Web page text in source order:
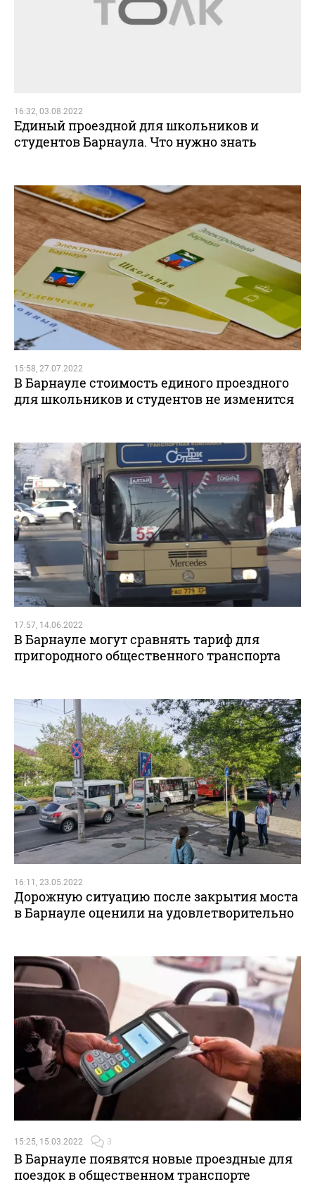
16:32, 03.08.2022
Единый проездной для школьников и
студентов Барнаула. Что нужно знать
15:58, 27.07.2022
В Барнауле стоимость единого проездного
для школьников и студентов не изменится
17:57, 14.06.2022
В Барнауле могут сравнять тариф для
пригородного общественного транспорта
16:11, 23.05.2022
Дорожную ситуацию после закрытия моста
в Барнауле оценили на удовлетворительно
15:25, 15.03.2022 3
В Барнауле появятся новые проездные для
поездок в общественном транспорте